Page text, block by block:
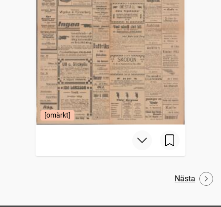
[omärkt]
Nästa